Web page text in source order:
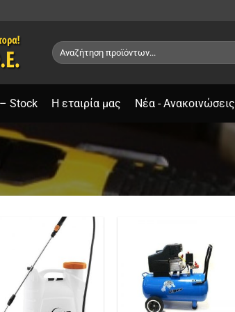
Αναζήτηση
για:
Stock Η εταιρία μας Νέα - Ανακοινώσεις